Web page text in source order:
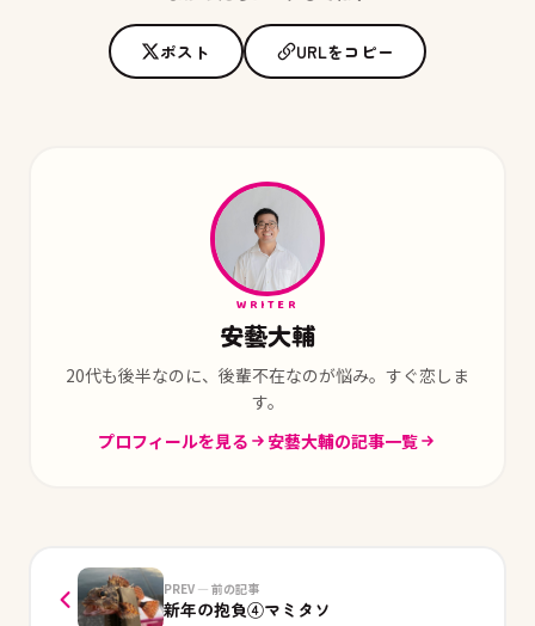
ポスト URLをコピー
WRITER
安藝大輔
20代も後半なのに、後輩不在なのが悩み。すぐ恋しま
す。
プロフィールを見る
安藝大輔の記事一覧
PREV — 前の記事
新年の抱負④マミタソ